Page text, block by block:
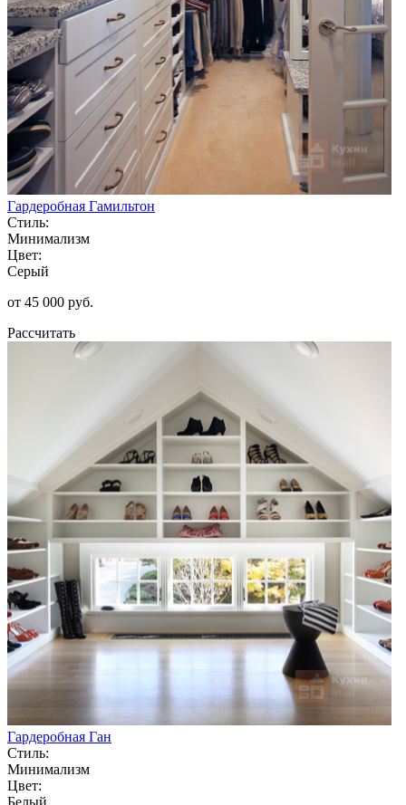
Гардеробная Гамильтон
Стиль:
Минимализм
Цвет:
Серый
от 45 000 руб.
Рассчитать
Гардеробная Ган
Стиль:
Минимализм
Цвет:
Белый